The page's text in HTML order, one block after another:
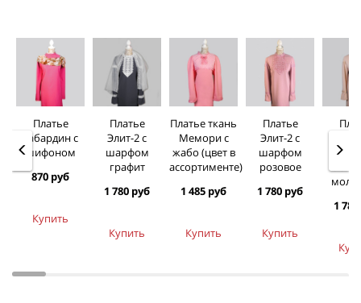
Платье
Габардин с
шифоном
870 руб
Купить
Платье
Элит-2 с
шарфом
графит
1 780 руб
Купить
Платье ткань
Мемори с
жабо (цвет в
ассортименте)
1 485 руб
Купить
Платье
Элит-2 с
шарфом
розовое
1 780 руб
Купить
1